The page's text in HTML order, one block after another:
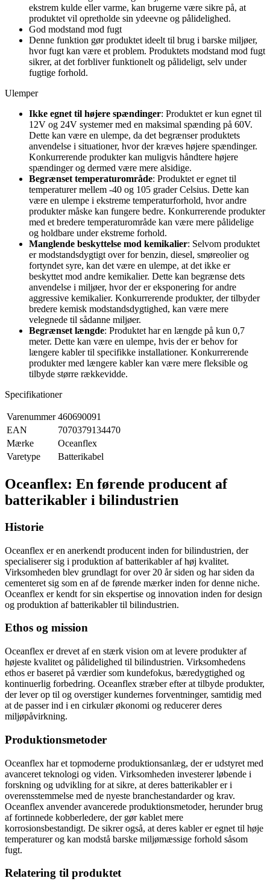
ekstrem kulde eller varme, kan brugerne være sikre på, at
produktet vil opretholde sin ydeevne og pålidelighed.
God modstand mod fugt
Denne funktion gør produktet ideelt til brug i barske miljøer,
hvor fugt kan være et problem. Produktets modstand mod fugt
sikrer, at det forbliver funktionelt og pålideligt, selv under
fugtige forhold.
Ulemper
Ikke egnet til højere spændinger: Produktet er kun egnet til
12V og 24V systemer med en maksimal spænding på 60V.
Dette kan være en ulempe, da det begrænser produktets
anvendelse i situationer, hvor der kræves højere spændinger.
Konkurrerende produkter kan muligvis håndtere højere
spændinger og dermed være mere alsidige.
Begrænset temperaturområde: Produktet er egnet til
temperaturer mellem -40 og 105 grader Celsius. Dette kan
være en ulempe i ekstreme temperaturforhold, hvor andre
produkter måske kan fungere bedre. Konkurrerende produkter
med et bredere temperaturområde kan være mere pålidelige
og holdbare under ekstreme forhold.
Manglende beskyttelse mod kemikalier: Selvom produktet
er modstandsdygtigt over for benzin, diesel, smøreolier og
fortyndet syre, kan det være en ulempe, at det ikke er
beskyttet mod andre kemikalier. Dette kan begrænse dets
anvendelse i miljøer, hvor der er eksponering for andre
aggressive kemikalier. Konkurrerende produkter, der tilbyder
bredere kemisk modstandsdygtighed, kan være mere
velegnede til sådanne miljøer.
Begrænset længde: Produktet har en længde på kun 0,7
meter. Dette kan være en ulempe, hvis der er behov for
længere kabler til specifikke installationer. Konkurrerende
produkter med længere kabler kan være mere fleksible og
tilbyde større rækkevidde.
Specifikationer
Varenummer 460690091
EAN
7070379134470
Mærke
Oceanflex
Varetype
Batterikabel
Oceanflex: En førende producent af
batterikabler i bilindustrien
Historie
Oceanflex er en anerkendt producent inden for bilindustrien, der
specialiserer sig i produktion af batterikabler af høj kvalitet.
Virksomheden blev grundlagt for over 20 år siden og har siden da
cementeret sig som en af de førende mærker inden for denne niche.
Oceanflex er kendt for sin ekspertise og innovation inden for design
og produktion af batterikabler til bilindustrien.
Ethos og mission
Oceanflex er drevet af en stærk vision om at levere produkter af
højeste kvalitet og pålidelighed til bilindustrien. Virksomhedens
ethos er baseret på værdier som kundefokus, bæredygtighed og
kontinuerlig forbedring. Oceanflex stræber efter at tilbyde produkter,
der lever op til og overstiger kundernes forventninger, samtidig med
at de passer ind i en cirkulær økonomi og reducerer deres
miljøpåvirkning.
Produktionsmetoder
Oceanflex har et topmoderne produktionsanlæg, der er udstyret med
avanceret teknologi og viden. Virksomheden investerer løbende i
forskning og udvikling for at sikre, at deres batterikabler er i
overensstemmelse med de nyeste branchestandarder og krav.
Oceanflex anvender avancerede produktionsmetoder, herunder brug
af fortinnede kobberledere, der gør kablet mere
korrosionsbestandigt. De sikrer også, at deres kabler er egnet til høje
temperaturer og kan modstå barske miljømæssige forhold såsom
fugt.
Relatering til produktet